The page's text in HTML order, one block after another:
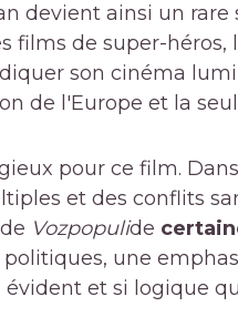
devient ainsi un rare
films de super-
son cinéma
de l'Europe et la
pour ce film.
et des conflits
Vozpopulide
une
et si logique